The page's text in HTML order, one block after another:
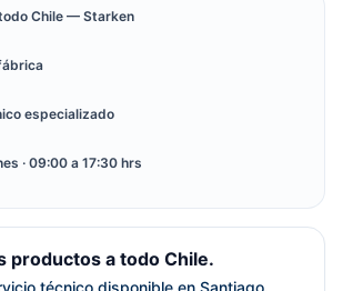
Chile — Starken
especializado
· 09:00 a 17:30 hrs
productos a todo Chile.
técnico disponible en Santiago.